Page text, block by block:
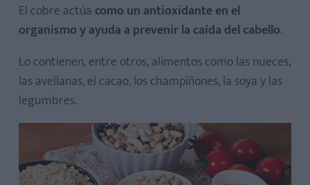
El cobre actúa como un antioxidante en el
organismo y ayuda a prevenir la caída del cabello.
Lo contienen, entre otros, alimentos como las nueces,
las avellanas, el cacao, los champiñones, la soya y las
legumbres.